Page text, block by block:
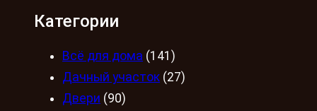
Категории
Всё для дома (141)
Дачный участок (27)
Двери (90)